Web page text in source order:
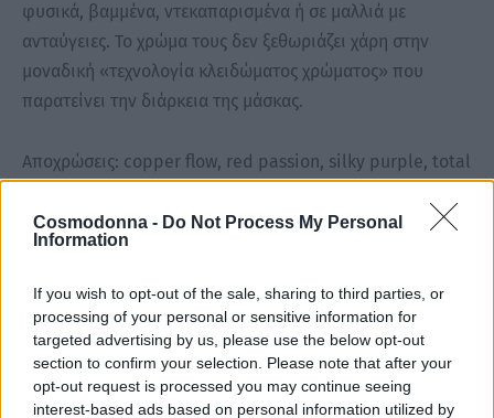
Cosmodonna - Do Not Process My Personal
Information
If you wish to opt-out of the sale, sharing to third parties, or
processing of your personal or sensitive information for
targeted advertising by us, please use the below opt-out
section to confirm your selection. Please note that after your
opt-out request is processed you may continue seeing
interest-based ads based on personal information utilized by
φυσικά, βαμμένα, ντεκαπαρισμένα ή σε μαλλιά με
ανταύγειες. Το χρώμα τους δεν ξεθωριάζει χάρη στην
μοναδική «τεχνολογία κλειδώματος χρώματος» που
παρατείνει την διάρκεια της μάσκας.
Αποχρώσεις: copper flow, red passion, silky purple, total
chocolate, golden aura
Διαρκεί από 8 έως 10 λουσίματα.
Δεν περιέχει σιλικόνη.
Βάφει τα μαλλιά σε 2 μόνο λεπτά.